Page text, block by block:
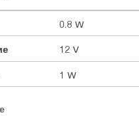
0.8 W
12 V
1 W